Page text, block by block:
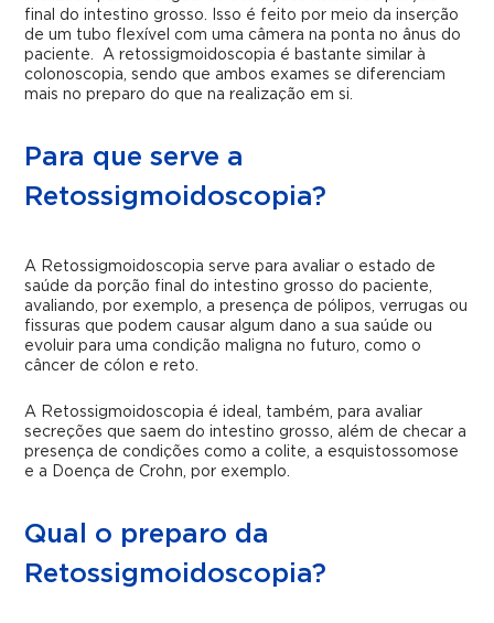
final do intestino grosso. Isso é feito por meio da inserção
de um tubo flexível com uma câmera na ponta no ânus do
paciente. A retossigmoidoscopia é bastante similar à
colonoscopia, sendo que ambos exames se diferenciam
mais no preparo do que na realização em si.
Para que serve a
Retossigmoidoscopia?
A Retossigmoidoscopia serve para avaliar o estado de
saúde da porção final do intestino grosso do paciente,
avaliando, por exemplo, a presença de pólipos, verrugas ou
fissuras que podem causar algum dano a sua saúde ou
evoluir para uma condição maligna no futuro, como o
câncer de cólon e reto.
A Retossigmoidoscopia é ideal, também, para avaliar
secreções que saem do intestino grosso, além de checar a
presença de condições como a colite, a esquistossomose
e a Doença de Crohn, por exemplo.
Qual o preparo da
Retossigmoidoscopia?